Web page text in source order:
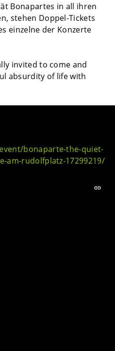
Bonapartes in all ihren
stehen Doppel-Tickets
einzelne der Konzerte
invited to come and
absurdity of life with
bonaparte-the-quiet-
am-rudolfplatz-17299219/